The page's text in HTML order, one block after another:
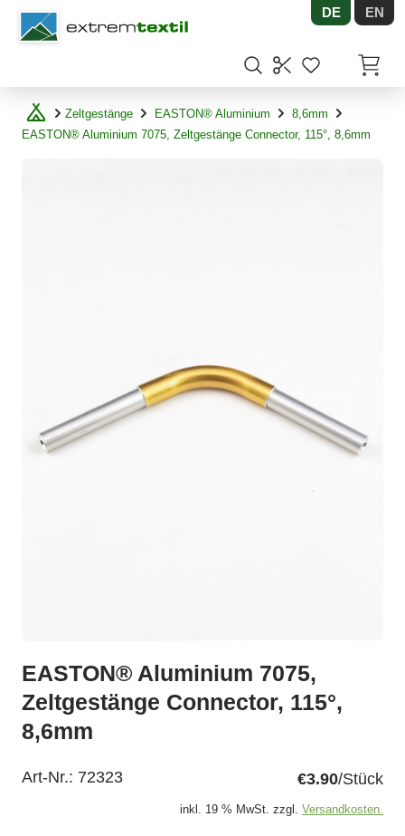
Shopware DE EN
Zeltgestänge EASTON® Aluminium
8,6mm
EASTON® Aluminium 7075, Zeltgestänge Connector, 115°, 8,6mm
EASTON® Aluminium 7075,
Zeltgestänge Connector, 115°,
8,6mm
Art-Nr.: 72323 €3.90/Stück
inkl. 19 % MwSt. zzgl. Versandkosten.